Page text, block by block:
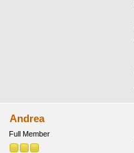
Andrea
Full Member